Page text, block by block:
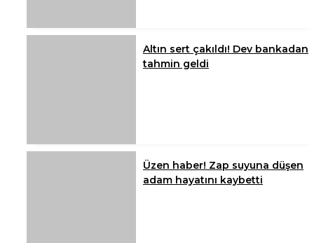
Altın sert çakıldı! Dev bankadan
tahmin geldi
Üzen haber! Zap suyuna düşen
adam hayatını kaybetti